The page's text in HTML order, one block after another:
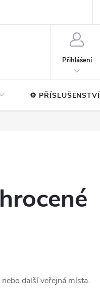
Přihlášení
⚙️ PŘÍSLUŠENSTVÍ
další veřejná místa.